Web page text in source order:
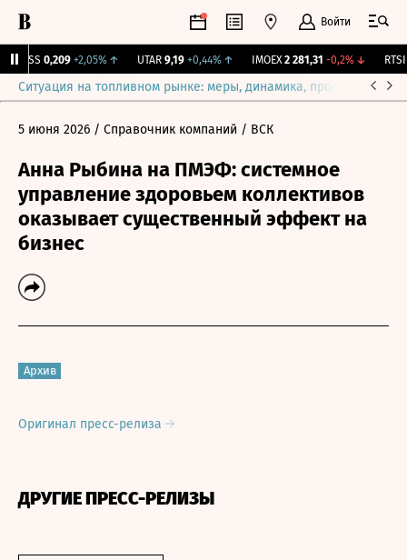
Войти
RGSS 0,209 +2,05%↑ UTAR 9,19 +0,44%↑ IMOEX 2 281,31 -0,2%↓ RTSI
Ситуация на топливном рынке: меры, динамика, прогнозы
5 июня 2026 / Справочник компаний / ВСК
Анна Рыбина на ПМЭФ: системное
управление здоровьем коллективов
оказывает существенный эффект на
бизнес
Архив
Оригинал пресс-релиза
ДРУГИЕ ПРЕСС-РЕЛИЗЫ